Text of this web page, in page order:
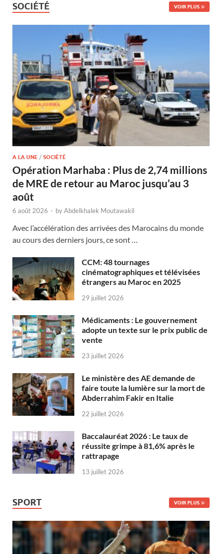
SOCIÉTÉ VOIR PLUS
A LA UNE / SOCIÉTÉ
Opération Marhaba : Plus de 2,74 millions
de MRE de retour au Maroc jusqu’au 3
août
6 août 2026 - byAbdelkhalek Moutawakil
Avec l’accélération des arrivées des Marocains du monde
au cours des derniers jours, ce sont …
CCM: 48 tournages
cinématographiques et télévisées
étrangers au Maroc en 2025
29 juillet 2026
Médicaments : Le gouvernement
adopte un texte sur le prix public de
vente
23 juillet 2026
Le ministère des AE demande de
faire toute la lumière sur la mort de
Abderrahim Fakir en Italie
22 juillet 2026
Baccalauréat 2026 : Le taux de
réussite grimpe à 81,6% après le
rattrapage
13 juillet 2026
SPORT VOIR PLUS